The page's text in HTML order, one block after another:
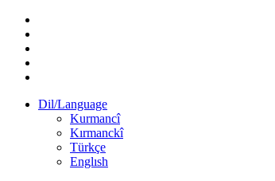
Dil/Language
Kurmancî
Kırmanckî
Türkçe
Englısh